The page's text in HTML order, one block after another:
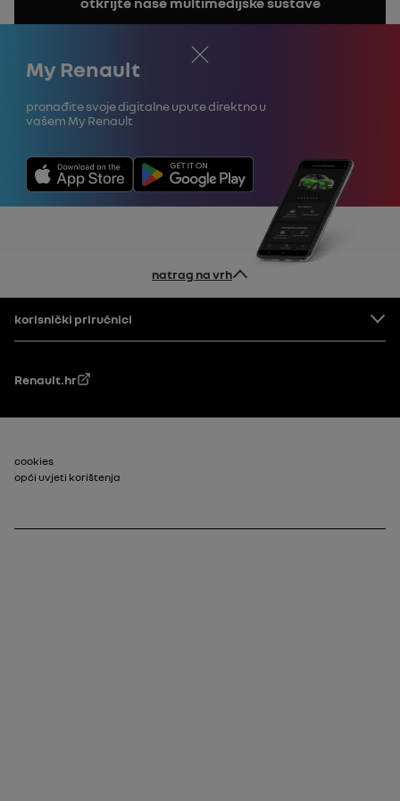
priručnik
Zatvori
My Renault
Pronađite svoje digitalne upute direktno u
vašem My Renault
natrag na vrh
Podnožje
korisnički priručnici
Renault.hr
Footer_2
cookies
opći uvjeti korištenja